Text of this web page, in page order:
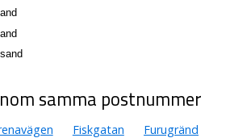
AB
samma postnummer
Fiskgatan
Furugränd